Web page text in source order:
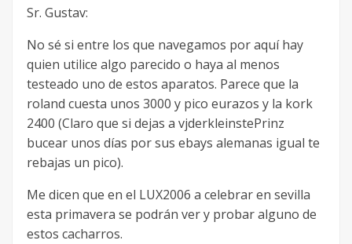
Sr. Gustav:
No sé si entre los que navegamos por aquí hay
quien utilice algo parecido o haya al menos
testeado uno de estos aparatos. Parece que la
roland cuesta unos 3000 y pico eurazos y la kork
2400 (Claro que si dejas a vjderkleinstePrinz
bucear unos días por sus ebays alemanas igual te
rebajas un pico).
Me dicen que en el LUX2006 a celebrar en sevilla
esta primavera se podrán ver y probar alguno de
estos cacharros.